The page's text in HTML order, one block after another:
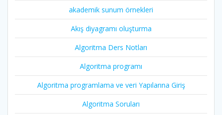
akademik sunum örnekleri
Akış diyagramı oluşturma
Algoritma Ders Notları
Algoritma programı
Algoritma programlama ve veri Yapılarına Giriş
Algoritma Soruları